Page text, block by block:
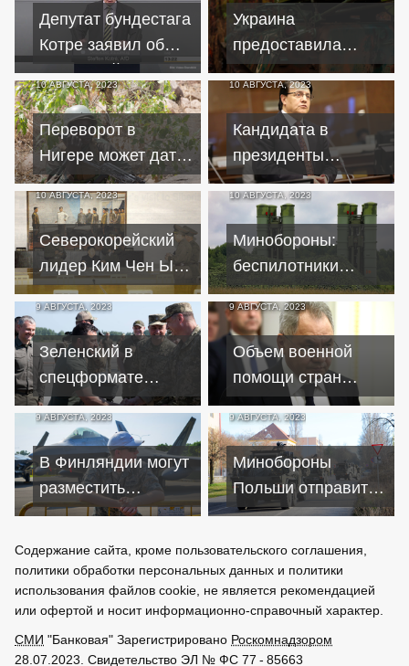
Bloomberg
Депутат бундестага
Котре заявил об
угрозе войны
Германии с Россией
Украина
предоставила
Пентагону отчет об
использовании
кассетных
боеприпасов
10 АВГУСТА, 2023
Переворот в
Нигере может дать
преимущество РФ в
противостоянии с
Европой
10 АВГУСТА, 2023
Кандидата в
президенты
Эквадора
застрелили на
предвыборном
митинге
10 АВГУСТА, 2023
Северокорейский
лидер Ким Чен Ын
призвал готовиться
к войне
10 АВГУСТА, 2023
Минобороны:
беспилотники
сбили в
Подмосковье,
Севастополе и над
Калугой
9 АВГУСТА, 2023
Зеленский в
спецформате
обсудил с
силовиками
контрнаступление
ВСУ
9 АВГУСТА, 2023
Объем военной
помощи стран
НАТО и ЕС Украине
превысил $160
млрд – Шойгу
9 АВГУСТА, 2023
В Финляндии могут
разместить
способное бить
оружие НАТО
9 АВГУСТА, 2023
Минобороны
Польши отправит
еще две тысячи
с Беларусью
Содержание сайта, кроме пользовательского соглашения,
политики обработки персональных данных и политики
использования файлов cookie, не является рекомендацией
или офертой и носит информационно-справочный характер.
СМИ "Банковая" Зарегистрировано Роскомнадзором
28.07.2023. Свидетельство ЭЛ № ФС 77 - 85663